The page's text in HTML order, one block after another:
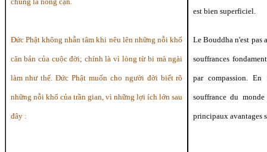
Đức Phật không nhẫn tâm khi nêu lên những nỗi khổ
căn bản của cuộc đời; chính là vì lòng từ bi mà ngài
làm như thế. Đức Phật muốn cho người đời biết rõ
những nỗi khổ của trần gian, vì những lợi ích lớn sau
đây :
est bien superficiel.
Le Bouddha n'est pas
souffrances
par compassion.
souffrance du
principaux avantages